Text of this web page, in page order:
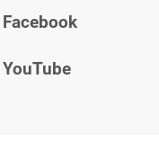
Facebook
YouTube